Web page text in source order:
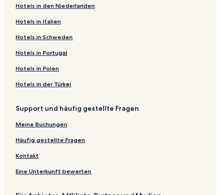
Hotels in den Niederlanden
Hotels in Italien
Hotels in Schweden
Hotels in Portugal
Hotels in Polen
Hotels in der Türkei
Support und häufig gestellte Fragen
Meine Buchungen
Häufig gestellte Fragen
Kontakt
Eine Unterkunft bewerten